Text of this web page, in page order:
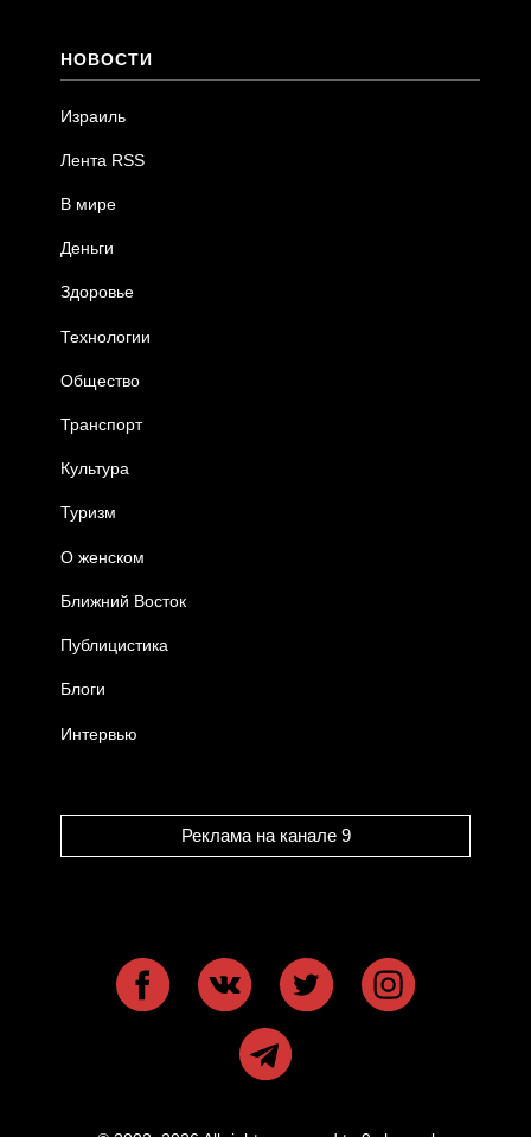
НОВОСТИ
Израиль
Лента RSS
В мире
Деньги
Здоровье
Технологии
Общество
Транспорт
Культура
Туризм
О женском
Ближний Восток
Публицистика
Блоги
Интервью
Реклама на канале 9